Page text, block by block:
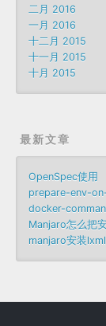
二月 2016
一月 2016
十二月 2015
十一月 2015
十月 2015
最新文章
OpenSpec使用
prepare-env-
docker-
Manjaro怎么把
manjaro安装